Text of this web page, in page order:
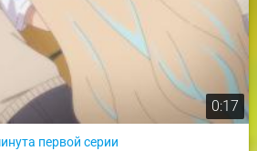
0:17
первой серии